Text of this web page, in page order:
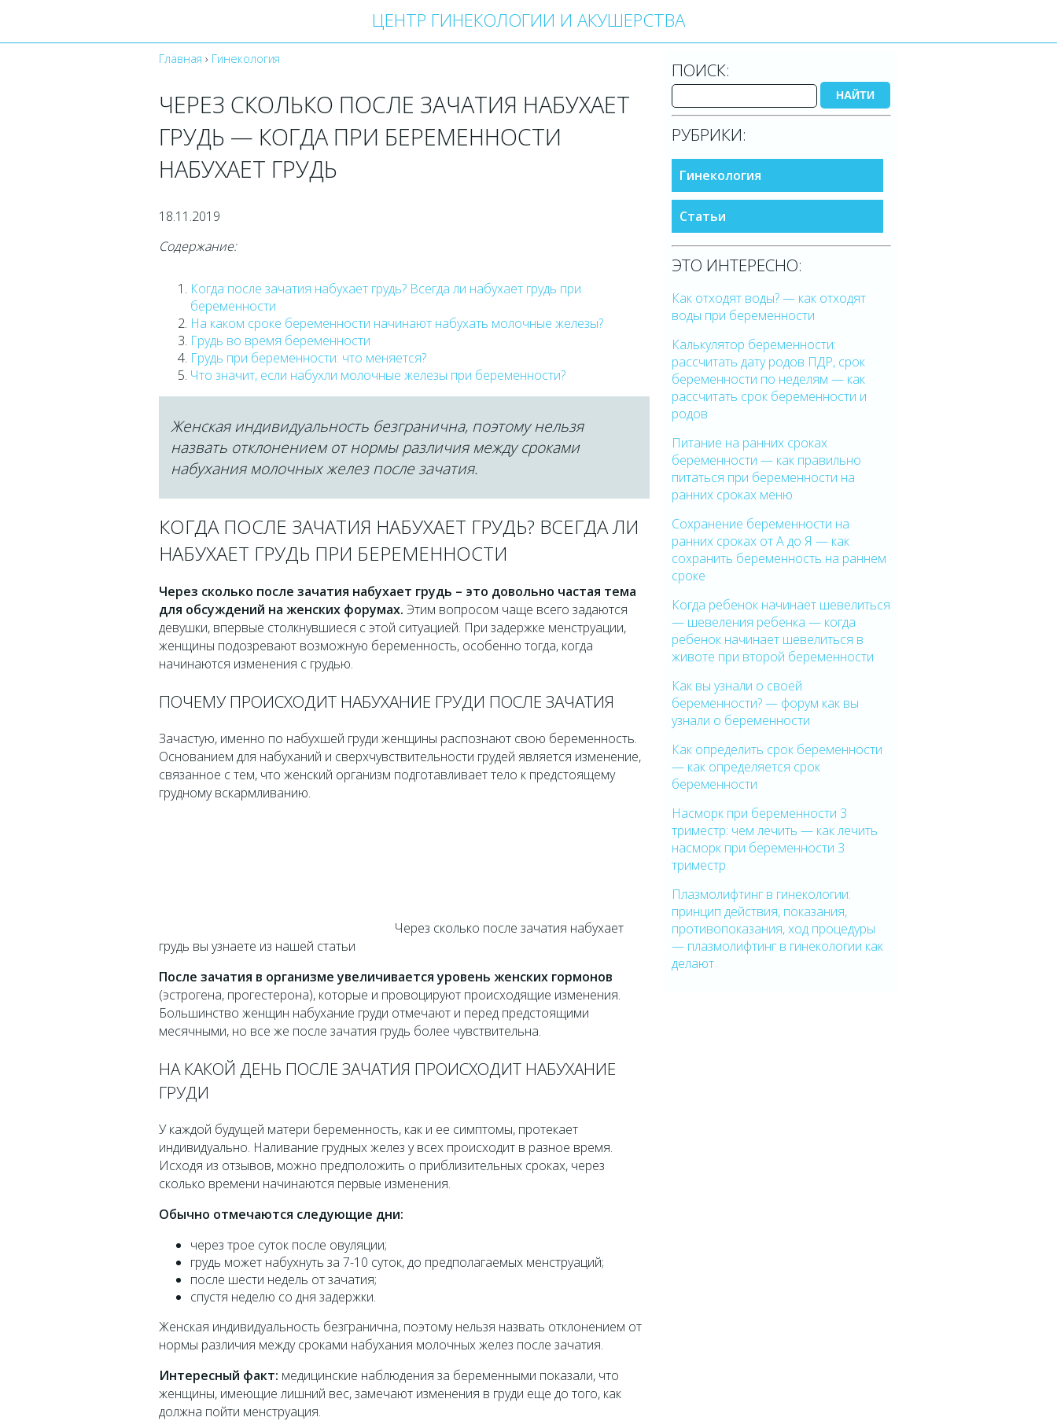
ЦЕНТР ГИНЕКОЛОГИИ И АКУШЕРСТВА
Главная › Гинекология
ЧЕРЕЗ СКОЛЬКО ПОСЛЕ ЗАЧАТИЯ НАБУХАЕТ
ГРУДЬ — КОГДА ПРИ БЕРЕМЕННОСТИ
НАБУХАЕТ ГРУДЬ
18.11.2019
Содержание:
Когда после зачатия набухает грудь? Всегда ли набухает грудь при
беременности
На каком сроке беременности начинают набухать молочные железы?
Грудь во время беременности
Грудь при беременности: что меняется?
Что значит, если набухли молочные железы при беременности?
Женская индивидуальность безгранична, поэтому нельзя
назвать отклонением от нормы различия между сроками
набухания молочных желез после зачатия.
КОГДА ПОСЛЕ ЗАЧАТИЯ НАБУХАЕТ ГРУДЬ? ВСЕГДА ЛИ
НАБУХАЕТ ГРУДЬ ПРИ БЕРЕМЕННОСТИ
Через сколько после зачатия набухает грудь – это довольно частая тема
для обсуждений на женских форумах. Этим вопросом чаще всего задаются
девушки, впервые столкнувшиеся с этой ситуацией. При задержке менструации,
женщины подозревают возможную беременность, особенно тогда, когда
начинаются изменения с грудью.
ПОЧЕМУ ПРОИСХОДИТ НАБУХАНИЕ ГРУДИ ПОСЛЕ ЗАЧАТИЯ
Зачастую, именно по набухшей груди женщины распознают свою беременность.
Основанием для набуханий и сверхчувствительности грудей является изменение,
связанное с тем, что женский организм подготавливает тело к предстоящему
грудному вскармливанию.
Через сколько после зачатия набухает
грудь вы узнаете из нашей статьи
После зачатия в организме увеличивается уровень женских гормонов
(эстрогена, прогестерона), которые и провоцируют происходящие изменения.
Большинство женщин набухание груди отмечают и перед предстоящими
месячными, но все же после зачатия грудь более чувствительна.
НА КАКОЙ ДЕНЬ ПОСЛЕ ЗАЧАТИЯ ПРОИСХОДИТ НАБУХАНИЕ
ГРУДИ
У каждой будущей матери беременность, как и ее симптомы, протекает
индивидуально. Наливание грудных желез у всех происходит в разное время.
Исходя из отзывов, можно предположить о приблизительных сроках, через
сколько времени начинаются первые изменения.
Обычно отмечаются следующие дни:
через трое суток после овуляции;
грудь может набухнуть за 7-10 суток, до предполагаемых менструаций;
после шести недель от зачатия;
спустя неделю со дня задержки.
Женская индивидуальность безгранична, поэтому нельзя назвать отклонением от
нормы различия между сроками набухания молочных желез после зачатия.
Интересный факт: медицинские наблюдения за беременными показали, что
женщины, имеющие лишний вес, замечают изменения в груди еще до того, как
должна пойти менструация.
ПОИСК:
НАЙТИ
РУБРИКИ:
Гинекология
Статьи
ЭТО ИНТЕРЕСНО:
Как отходят воды? — как отходят
воды при беременности
Калькулятор беременности:
рассчитать дату родов ПДР, срок
беременности по неделям — как
рассчитать срок беременности и
родов
Питание на ранних сроках
беременности — как правильно
питаться при беременности на
ранних сроках меню
Сохранение беременности на
ранних сроках от А до Я — как
сохранить беременность на раннем
сроке
Когда ребенок начинает шевелиться
— шевеления ребенка — когда
ребенок начинает шевелиться в
животе при второй беременности
Как вы узнали о своей
беременности? — форум как вы
узнали о беременности
Как определить срок беременности
— как определяется срок
беременности
Насморк при беременности 3
триместр: чем лечить — как лечить
насморк при беременности 3
триместр
Плазмолифтинг в гинекологии:
принцип действия, показания,
противопоказания, ход процедуры
— плазмолифтинг в гинекологии как
делают